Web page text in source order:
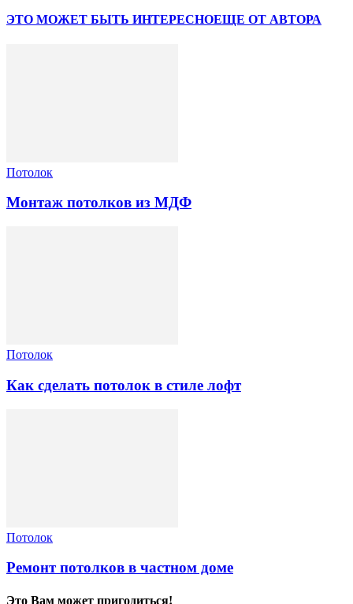
ЭТО МОЖЕТ БЫТЬ ИНТЕРЕСНОЕЩЕ ОТ АВТОРА
Потолок
Монтаж потолков из МДФ
Потолок
Как сделать потолок в стиле лофт
Потолок
Ремонт потолков в частном доме
Это Вам может пригодиться!